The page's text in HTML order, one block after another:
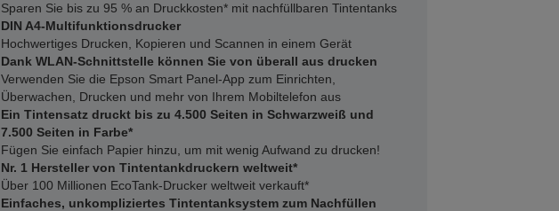
Sparen Sie bis zu 95 % an Druckkosten* mit nachfüllbaren Tintentanks
DIN A4-Multifunktionsdrucker
Hochwertiges Drucken, Kopieren und Scannen in einem Gerät
Dank WLAN-Schnittstelle können Sie von überall aus drucken
Verwenden Sie die Epson Smart Panel-App zum Einrichten,
Überwachen, Drucken und mehr von Ihrem Mobiltelefon aus
Ein Tintensatz druckt bis zu 4.500 Seiten in Schwarzweiß und
7.500 Seiten in Farbe*
Fügen Sie einfach Papier hinzu, um mit wenig Aufwand zu drucken!
Nr. 1 Hersteller von Tintentankdruckern weltweit*
Über 100 Millionen EcoTank-Drucker weltweit verkauft*
Einfaches, unkompliziertes Tintentanksystem zum Nachfüllen